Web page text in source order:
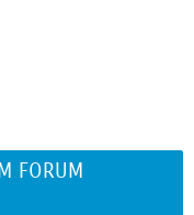
FORUM